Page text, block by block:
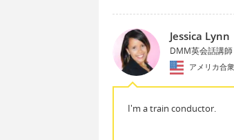
Jessica Lynn
DMM英会話講師
アメリカ合
I'm a train conductor.